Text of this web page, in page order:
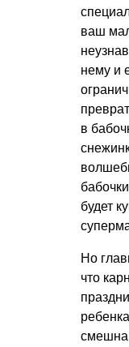
ваш
нему и
в
будет
Но
что